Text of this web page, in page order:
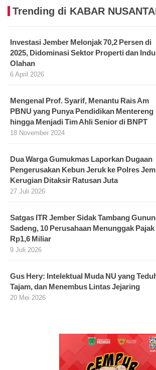
Trending di KABAR
Investasi Jember Melonjak 70,2 Persen di
2025, Didominasi Sektor Properti dan
Olahan
6 April 2026
Mengenal Prof. Syarif, Menantu Rais Am
PBNU yang Punya Pendidikan Mentereng
hingga Menjadi Tim Ahli Senior di BNPT
18 November 2024
Dua Warga Gumukmas Laporkan Dugaan
Pengerusakan Kebun Jeruk ke Polres
Kerugian Ditaksir Ratusan Juta
27 Juli 2026
Satgas ITR Jember Sidak Tambang
Sadeng, 10 Perusahaan Menunggak Pajak
Rp1,6 Miliar
9 Juli 2026
Gus Hery: Intelektual Muda NU yang
Tajam, dan Menembus Lintas Jejaring
20 Mei 2026